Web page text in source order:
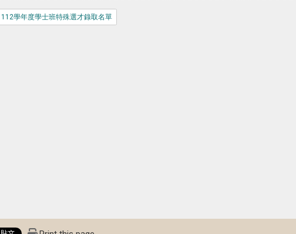
112學年度學士班特殊選才錄取名單